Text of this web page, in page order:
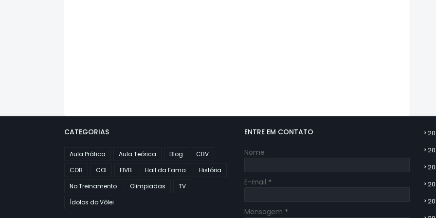
CATEGORIAS
Aula Prática Aula Teórica Blog
CBV
COB
COI FIVB Hall da Fama
História
No Treinamento
Olimpiadas
TV
Ídolos do Vôlei
ENTRE EM CONTATO
Nome
E-mail *
Mensagem *